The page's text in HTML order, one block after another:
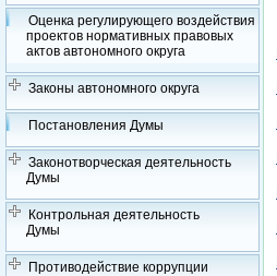
Оценка регулирующего воздействия
проектов нормативных правовых
актов автономного округа
Законы автономного округа
Постановления Думы
Законотворческая деятельность
Думы
Контрольная деятельность
Думы
Противодействие коррупции